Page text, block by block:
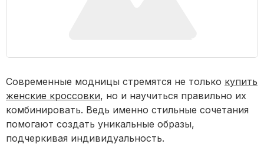
Современные модницы стремятся не только купить
женские кроссовки, но и научиться правильно их
комбинировать. Ведь именно стильные сочетания
помогают создать уникальные образы,
подчеркивая индивидуальность.